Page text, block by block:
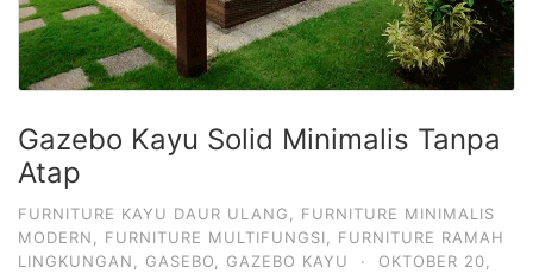
Gazebo Kayu Solid Minimalis Tanpa
Atap
FURNITURE KAYU DAUR ULANG
FURNITURE MINIMALIS
MODERN
FURNITURE MULTIFUNGSI
FURNITURE RAMAH
LINGKUNGAN
GASEBO GAZEBO KAYU ·
OKTOBER 20,